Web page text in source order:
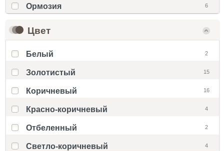
Ормозия 6
Цвет
Белый 2
Золотистый 15
Коричневый 16
Красно-коричневый 4
Отбеленный 2
Светло-коричневый 4